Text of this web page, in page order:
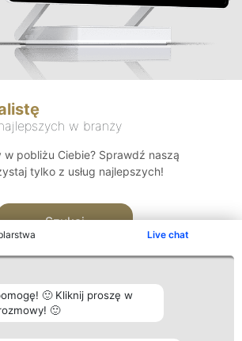
Live chat
🙂 Kliknij proszę w
🙂
w branży
w pobliżu Ciebie? Sprawdź naszą
tylko z usług najlepszych!
Szukaj
Plebiscyt Kontakt